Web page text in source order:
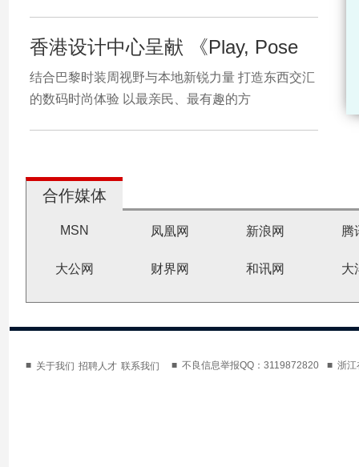
香港设计中心呈献 《Play, Pose
结合巴黎时装周视野与本地新锐力量 打造东西交汇
的数码时尚体验 以最亲民、最有趣的方
合作媒体
MSN 凤凰网 新浪网 腾
大公网 财界网 和讯网 大
■ 关于我们 招聘人才 联系我们 ■ 不良信息举报QQ：3119872820 ■ 浙江